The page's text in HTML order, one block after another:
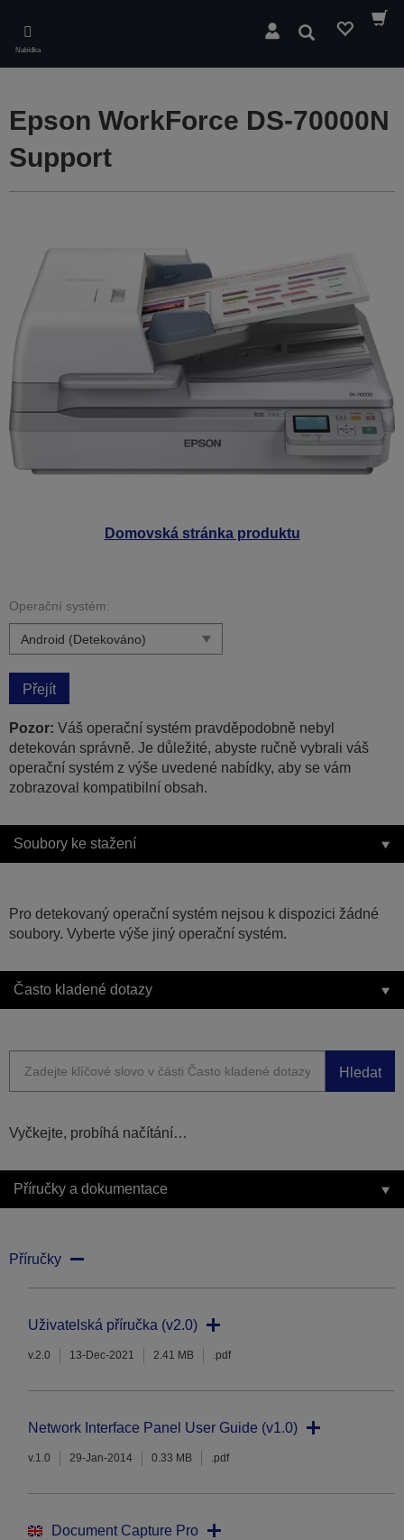
main
content
Nabídka
Hledat
Domovská stránka produktu
Epson WorkForce DS-70000N
Support
Operační systém:
Přejít
Pozor: Váš operační systém pravděpodobně nebyl
detekován správně. Je důležité, abyste ručně vybrali váš
operační systém z výše uvedené nabídky, aby se vám
zobrazoval kompatibilní obsah.
Soubory ke stažení
Pro detekovaný operační systém nejsou k dispozici žádné
soubory. Vyberte výše jiný operační systém.
Často kladené dotazy
Hledat
Vyčkejte, probíhá načítání…
Příručky a dokumentace
Příručky
Uživatelská příručka (v2.0)
v.2.0 13-Dec-2021 2.41 MB .pdf
Network Interface Panel User Guide (v1.0)
v.1.0 29-Jan-2014 0.33 MB .pdf
Document Capture Pro